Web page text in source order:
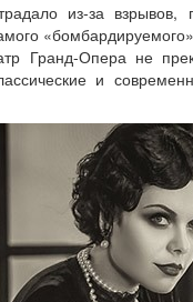
из-за
Гранд-Опера не
и